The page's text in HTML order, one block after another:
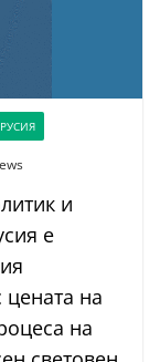
РУСИЯ
и
е
на
на